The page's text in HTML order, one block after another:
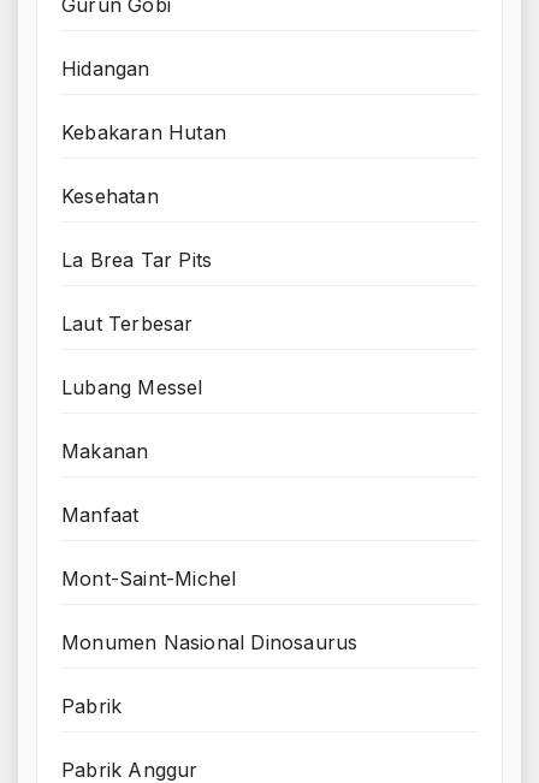
Hidangan
Kebakaran Hutan
Kesehatan
La Brea Tar Pits
Laut Terbesar
Lubang Messel
Makanan
Manfaat
Mont-Saint-Michel
Monumen Nasional Dinosaurus
Pabrik
Pabrik Anggur